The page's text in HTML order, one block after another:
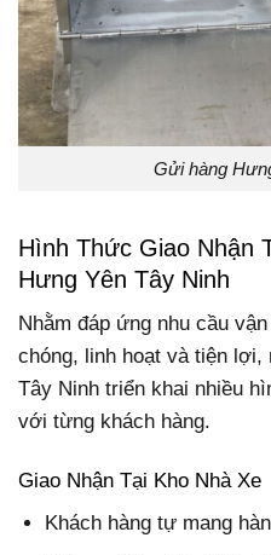
Gửi hàng
Hình Thức Giao Nhận
Hưng Yên Tây Ninh
Nhằm đáp ứng nhu cầu
chóng, linh hoạt và tiện lợi,
Tây Ninh triển khai nhiều
với từng khách hàng.
Giao Nhận Tại Kho Nhà Xe
Khách hàng tự mang